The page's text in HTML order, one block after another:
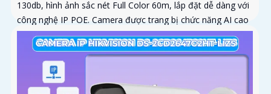
130db, hình ảnh sắc nét Full Color 60m, lắp đặt dễ dàng với
công nghệ IP POE. Camera được trang bị chức năng AI cao
cấp, chống ngược sáng DWDR 130db